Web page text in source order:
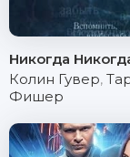
Никогда
Колин Гувер,
Фишер